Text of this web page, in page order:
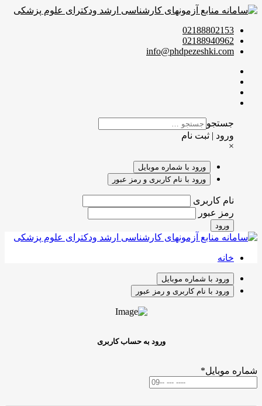
02188802153
02188940962
info@phdpezeshki.com
جستجو
ورود | ثبت نام
×
ورود با شماره موبایل
ورود با نام کاربری و رمز عبور
نام کاربری
رمز عبور
ورود
خانه
ورود با شماره موبایل
ورود با نام کاربری و رمز عبور
ورود به حساب کاربری
شماره موبایل*